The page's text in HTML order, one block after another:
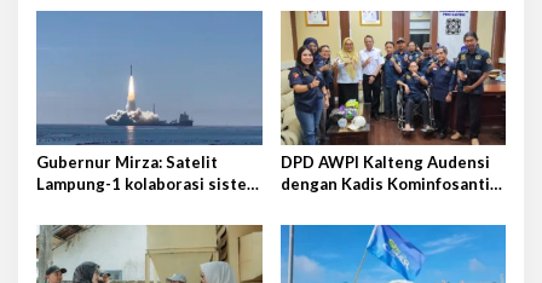
Gubernur Mirza: Satelit
Lampung-1 kolaborasi sister
DPD AWPI Kalteng Audensi
dengan Kadis Kominfosantik
Rencana Kongnas II AWPI se-
Indonesia